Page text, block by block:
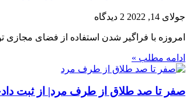
جولای 14, 2022 2 دیدگاه
امروزه با فراگیر شدن استفاده از فضای
ادامه مطلب »
صفر تا صد طلاق از طرف مرد| از ثبت